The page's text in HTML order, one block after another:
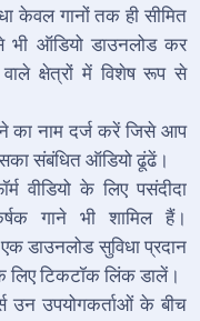
केवल गानों तक ही सीमित
भी ऑडियो डाउनलोड कर
क्षेत्रों में विशेष रूप से
का नाम दर्ज करें जिसे आप
संबंधित ऑडियो ढूंढें।
वीडियो के लिए पसंदीदा
गाने भी शामिल हैं।
डाउनलोड सुविधा प्रदान
लिए टिकटॉक लिंक डालें।
उन उपयोगकर्ताओं के बीच